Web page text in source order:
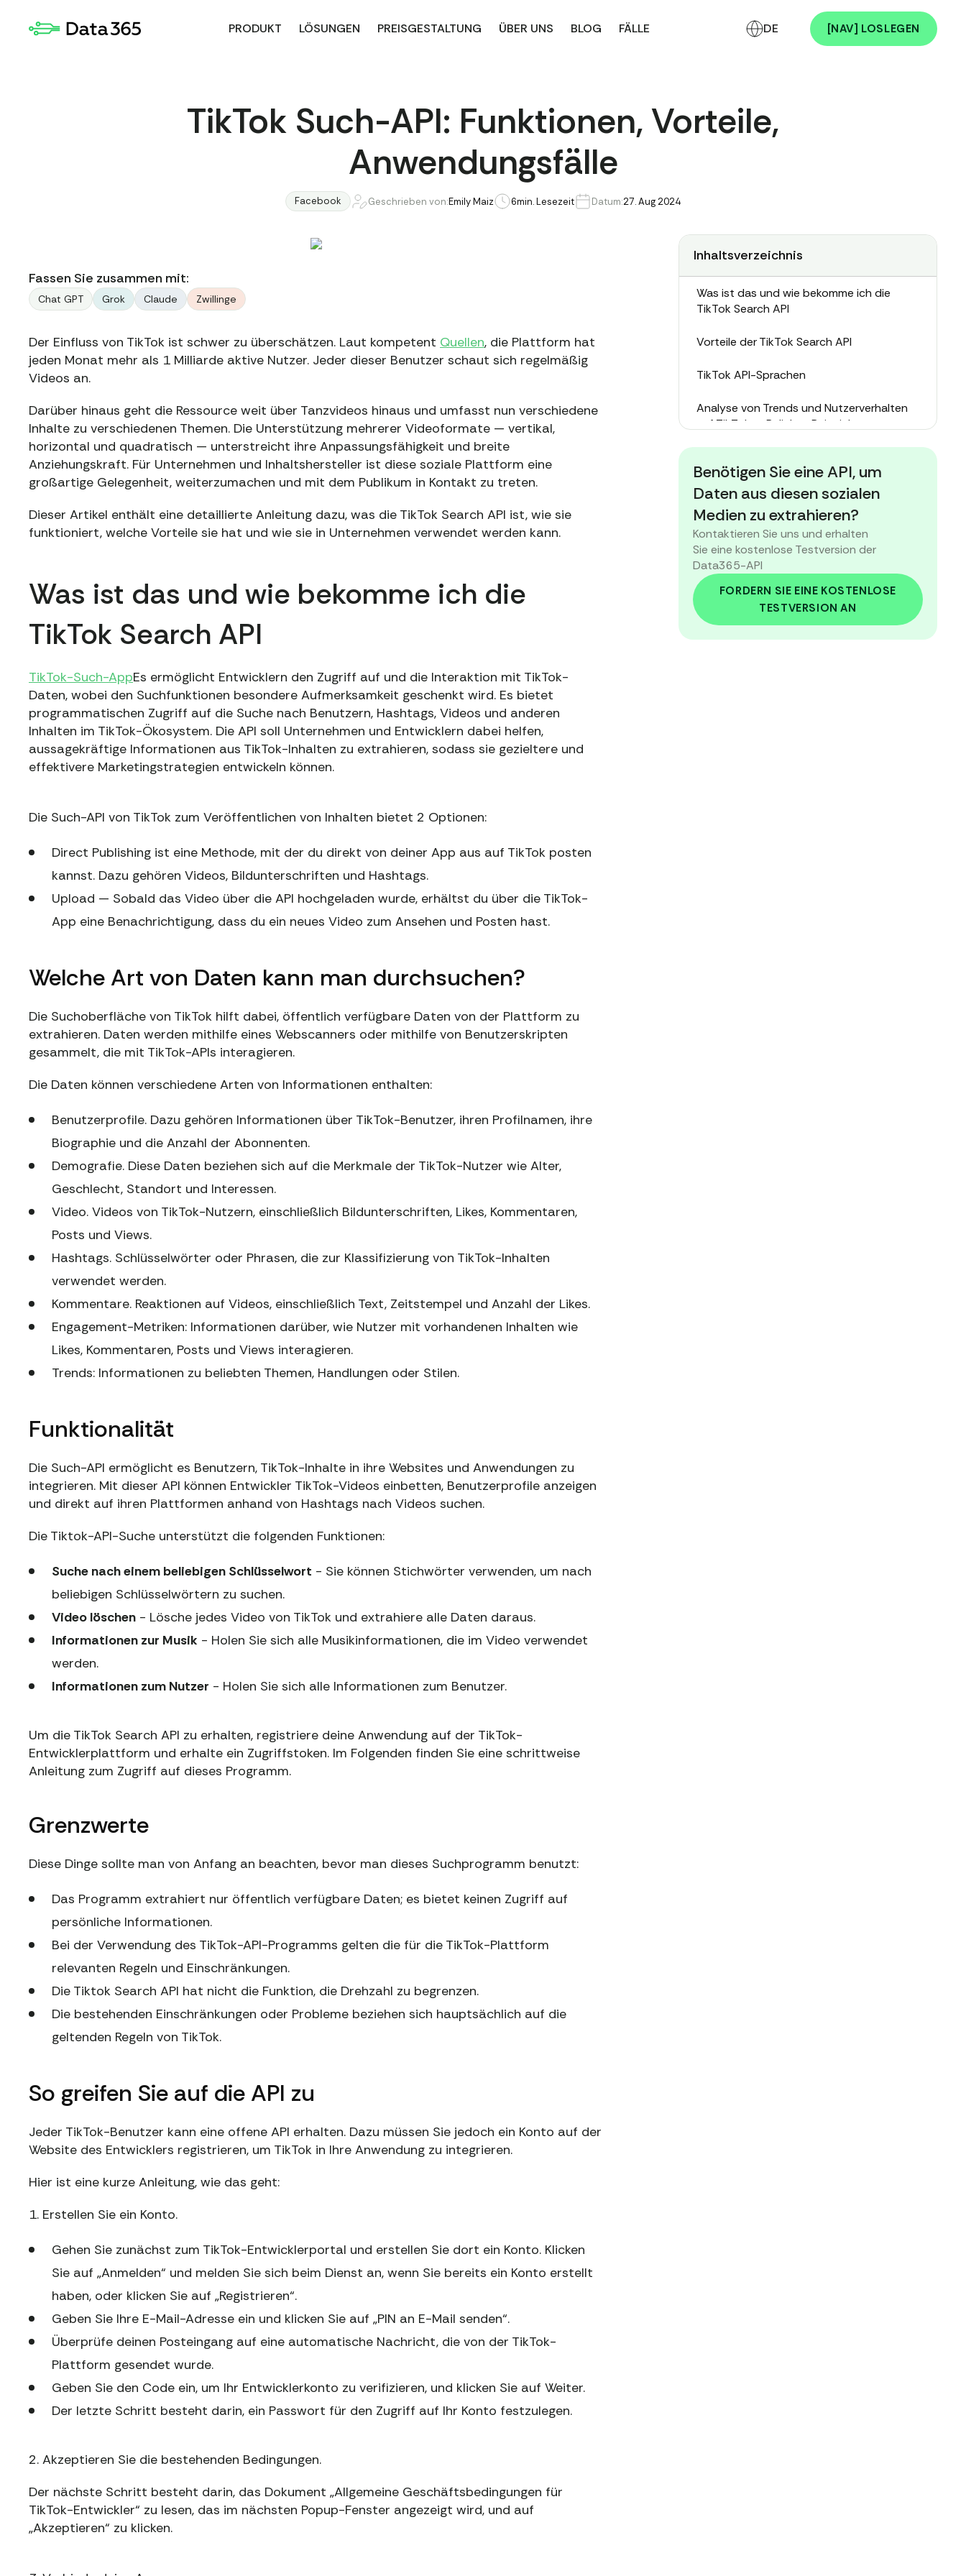
PRODUKT LÖSUNGEN PREISGESTALTUNG ÜBER UNS BLOG FÄLLE DE [NAV] LOSLEGEN
TikTok Such-API: Funktionen, Vorteile,
Anwendungsfälle
Facebook Geschrieben von:Emily Maiz 6min. Lesezeit Datum:27. Aug 2024
Fassen Sie zusammen mit:
Chat GPT Grok Claude Zwillinge
Der Einfluss von TikTok ist schwer zu überschätzen. Laut kompetent Quellen, die Plattform hat
jeden Monat mehr als 1 Milliarde aktive Nutzer. Jeder dieser Benutzer schaut sich regelmäßig
Videos an.
Darüber hinaus geht die Ressource weit über Tanzvideos hinaus und umfasst nun verschiedene
Inhalte zu verschiedenen Themen. Die Unterstützung mehrerer Videoformate — vertikal,
horizontal und quadratisch — unterstreicht ihre Anpassungsfähigkeit und breite
Anziehungskraft. Für Unternehmen und Inhaltshersteller ist diese soziale Plattform eine
großartige Gelegenheit, weiterzumachen und mit dem Publikum in Kontakt zu treten.
Dieser Artikel enthält eine detaillierte Anleitung dazu, was die TikTok Search API ist, wie sie
funktioniert, welche Vorteile sie hat und wie sie in Unternehmen verwendet werden kann.
Was ist das und wie bekomme ich die
TikTok Search API
TikTok-Such-AppEs ermöglicht Entwicklern den Zugriff auf und die Interaktion mit TikTok-
Daten, wobei den Suchfunktionen besondere Aufmerksamkeit geschenkt wird. Es bietet
programmatischen Zugriff auf die Suche nach Benutzern, Hashtags, Videos und anderen
Inhalten im TikTok-Ökosystem. Die API soll Unternehmen und Entwicklern dabei helfen,
aussagekräftige Informationen aus TikTok-Inhalten zu extrahieren, sodass sie gezieltere und
effektivere Marketingstrategien entwickeln können.
Die Such-API von TikTok zum Veröffentlichen von Inhalten bietet 2 Optionen:
Direct Publishing ist eine Methode, mit der du direkt von deiner App aus auf TikTok posten
kannst. Dazu gehören Videos, Bildunterschriften und Hashtags.
Upload — Sobald das Video über die API hochgeladen wurde, erhältst du über die TikTok-
App eine Benachrichtigung, dass du ein neues Video zum Ansehen und Posten hast.
Welche Art von Daten kann man durchsuchen?
Die Suchoberfläche von TikTok hilft dabei, öffentlich verfügbare Daten von der Plattform zu
extrahieren. Daten werden mithilfe eines Webscanners oder mithilfe von Benutzerskripten
gesammelt, die mit TikTok-APIs interagieren.
Die Daten können verschiedene Arten von Informationen enthalten:
Benutzerprofile. Dazu gehören Informationen über TikTok-Benutzer, ihren Profilnamen, ihre
Biographie und die Anzahl der Abonnenten.
Demografie. Diese Daten beziehen sich auf die Merkmale der TikTok-Nutzer wie Alter,
Geschlecht, Standort und Interessen.
Video. Videos von TikTok-Nutzern, einschließlich Bildunterschriften, Likes, Kommentaren,
Posts und Views.
Hashtags. Schlüsselwörter oder Phrasen, die zur Klassifizierung von TikTok-Inhalten
verwendet werden.
Kommentare. Reaktionen auf Videos, einschließlich Text, Zeitstempel und Anzahl der Likes.
Engagement-Metriken: Informationen darüber, wie Nutzer mit vorhandenen Inhalten wie
Likes, Kommentaren, Posts und Views interagieren.
Trends: Informationen zu beliebten Themen, Handlungen oder Stilen.
Funktionalität
Die Such-API ermöglicht es Benutzern, TikTok-Inhalte in ihre Websites und Anwendungen zu
integrieren. Mit dieser API können Entwickler TikTok-Videos einbetten, Benutzerprofile anzeigen
und direkt auf ihren Plattformen anhand von Hashtags nach Videos suchen.
Die Tiktok-API-Suche unterstützt die folgenden Funktionen:
Suche nach einem beliebigen Schlüsselwort - Sie können Stichwörter verwenden, um nach
beliebigen Schlüsselwörtern zu suchen.
Video löschen - Lösche jedes Video von TikTok und extrahiere alle Daten daraus.
Informationen zur Musik - Holen Sie sich alle Musikinformationen, die im Video verwendet
werden.
Informationen zum Nutzer - Holen Sie sich alle Informationen zum Benutzer.
Um die TikTok Search API zu erhalten, registriere deine Anwendung auf der TikTok-
Entwicklerplattform und erhalte ein Zugriffstoken. Im Folgenden finden Sie eine schrittweise
Anleitung zum Zugriff auf dieses Programm.
Grenzwerte
Diese Dinge sollte man von Anfang an beachten, bevor man dieses Suchprogramm benutzt:
Das Programm extrahiert nur öffentlich verfügbare Daten; es bietet keinen Zugriff auf
persönliche Informationen.
Bei der Verwendung des TikTok-API-Programms gelten die für die TikTok-Plattform
relevanten Regeln und Einschränkungen.
Die Tiktok Search API hat nicht die Funktion, die Drehzahl zu begrenzen.
Die bestehenden Einschränkungen oder Probleme beziehen sich hauptsächlich auf die
geltenden Regeln von TikTok.
So greifen Sie auf die API zu
Jeder TikTok-Benutzer kann eine offene API erhalten. Dazu müssen Sie jedoch ein Konto auf der
Website des Entwicklers registrieren, um TikTok in Ihre Anwendung zu integrieren.
Hier ist eine kurze Anleitung, wie das geht:
1. Erstellen Sie ein Konto.
Gehen Sie zunächst zum TikTok-Entwicklerportal und erstellen Sie dort ein Konto. Klicken
Sie auf „Anmelden“ und melden Sie sich beim Dienst an, wenn Sie bereits ein Konto erstellt
haben, oder klicken Sie auf „Registrieren“.
Geben Sie Ihre E-Mail-Adresse ein und klicken Sie auf „PIN an E-Mail senden“.
Überprüfe deinen Posteingang auf eine automatische Nachricht, die von der TikTok-
Plattform gesendet wurde.
Geben Sie den Code ein, um Ihr Entwicklerkonto zu verifizieren, und klicken Sie auf Weiter.
Der letzte Schritt besteht darin, ein Passwort für den Zugriff auf Ihr Konto festzulegen.
2. Akzeptieren Sie die bestehenden Bedingungen.
Der nächste Schritt besteht darin, das Dokument „Allgemeine Geschäftsbedingungen für
TikTok-Entwickler“ zu lesen, das im nächsten Popup-Fenster angezeigt wird, und auf
„Akzeptieren“ zu klicken.
Inhaltsverzeichnis
Was ist das und wie bekomme ich die
TikTok Search API
Vorteile der TikTok Search API
TikTok API-Sprachen
Analyse von Trends und Nutzerverhalten
auf TikTok — Beliebte Beispiele
Fazit
Benötigen Sie eine API, um
Daten aus diesen sozialen
Medien zu extrahieren?
Kontaktieren Sie uns und erhalten
Sie eine kostenlose Testversion der
Data365-API
FORDERN SIE EINE KOSTENLOSE
TESTVERSION AN